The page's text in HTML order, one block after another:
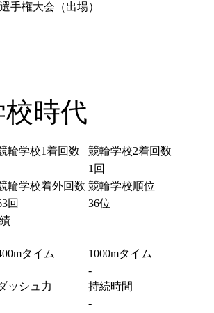
手権大会（出場）
時代
輪学校1着回数
競輪学校2着回数
1回
輪学校着外回数 競輪学校順位
回
36位
タイム
1000mタイム
-
ッシュ力
持続時間
-